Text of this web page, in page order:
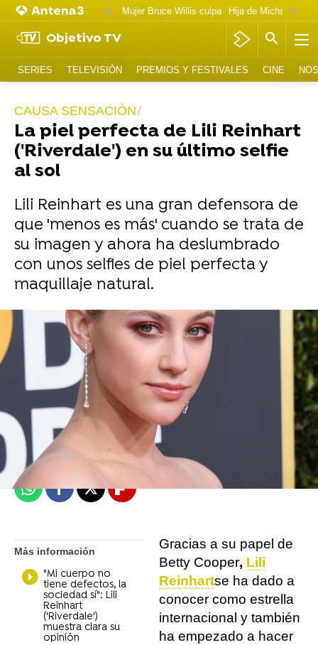
Mujer Bruce Willis culpa
Objetivo TV
SERIES TELEVISIÓN PREMIOS Y FESTIVALES CINE
CAUSA SENSACIÓN
La piel perfecta de Lili Reinhart
('Riverdale') en su último selfie
al sol
Lili Reinhart es una gran defensora de
que 'menos es más' cuando se trata de
su imagen y ahora ha deslumbrado
con unos selfies de piel perfecta y
maquillaje natural.
Objetivo TV
Madrid
Publicado: 12 de mayo de 2021, 19:49
WhatsappFacebook
X Flipboard
Más información
"Mi cuerpo no
tiene defectos, la
sociedad sí": Lili
Reinhart
('Riverdale')
muestra clara su
opinión
Gracias a su papel de
Betty Cooper, Lili
Reinhartse ha dado a
conocer como estrella
internacional y también
ha empezado a hacer